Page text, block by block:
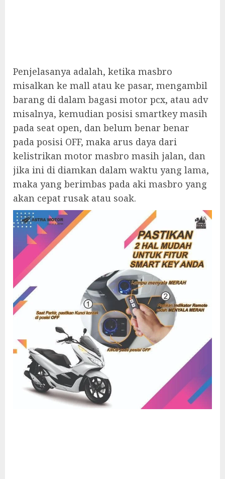
Penjelasanya adalah, ketika masbro
misalkan ke mall atau ke pasar, mengambil
barang di dalam bagasi motor pcx, atau adv
misalnya, kemudian posisi smartkey masih
pada seat open, dan belum benar benar
pada posisi OFF, maka arus daya dari
kelistrikan motor masbro masih jalan, dan
jika ini di diamkan dalam waktu yang lama,
maka yang berimbas pada aki masbro yang
akan cepat rusak atau soak.